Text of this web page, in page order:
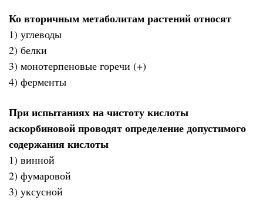
Ко вторичным метаболитам растений относят
1) углеводы
2) белки
3) монотерпеновые горечи (+)
4) ферменты
При испытаниях на чистоту кислоты
аскорбиновой проводят определение допустимого
содержания кислоты
1) винной
2) фумаровой
3) уксусной